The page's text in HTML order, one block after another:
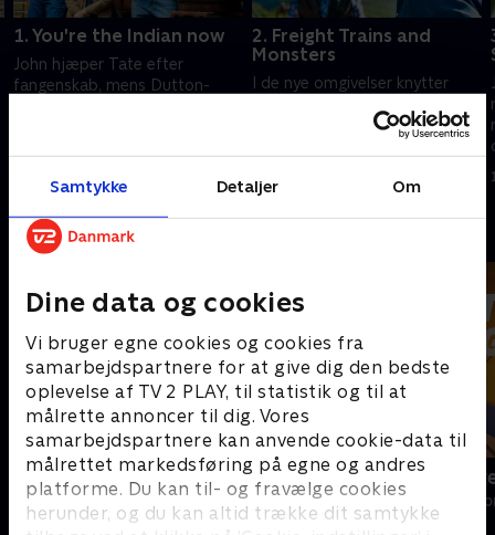
Samtykke Detaljer Om
Dine data og cookies
Vi bruger egne cookies og cookies fra
samarbejdspartnere for at give dig den bedste
oplevelse af TV 2 PLAY, til statistik og til at
målrette annoncer til dig. Vores
samarbejdspartnere kan anvende cookie-data til
målrettet markedsføring på egne og andres
platforme. Du kan til- og fravælge cookies
herunder, og du kan altid trække dit samtykke
1. You're the Indian now
John hjæper Tate efter
fangenskab, mens Dutton-
1. juli 2021 • 38 min
2. Freight Trains and
Monsters
I de nye omgivelser knytter
barnebarn. Beth møder
sit nye job.
Andre så også
Norskov
Drama • 2 sæsoner
Luftens
Drama • 3